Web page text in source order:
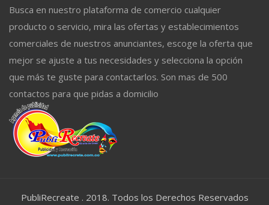
Busca en nuestro plataforma de comercio cualquier
producto o servicio, mira las ofertas y establecimientos
comerciales de nuestros anunciantes, escoge la oferta que
mejor se ajuste a tus necesidades y selecciona la opción
que más te guste para contactarlos. Son mas de 500
contactos para que pidas a domicilio
PubliRecreate . 2018. Todos los Derechos Reservados